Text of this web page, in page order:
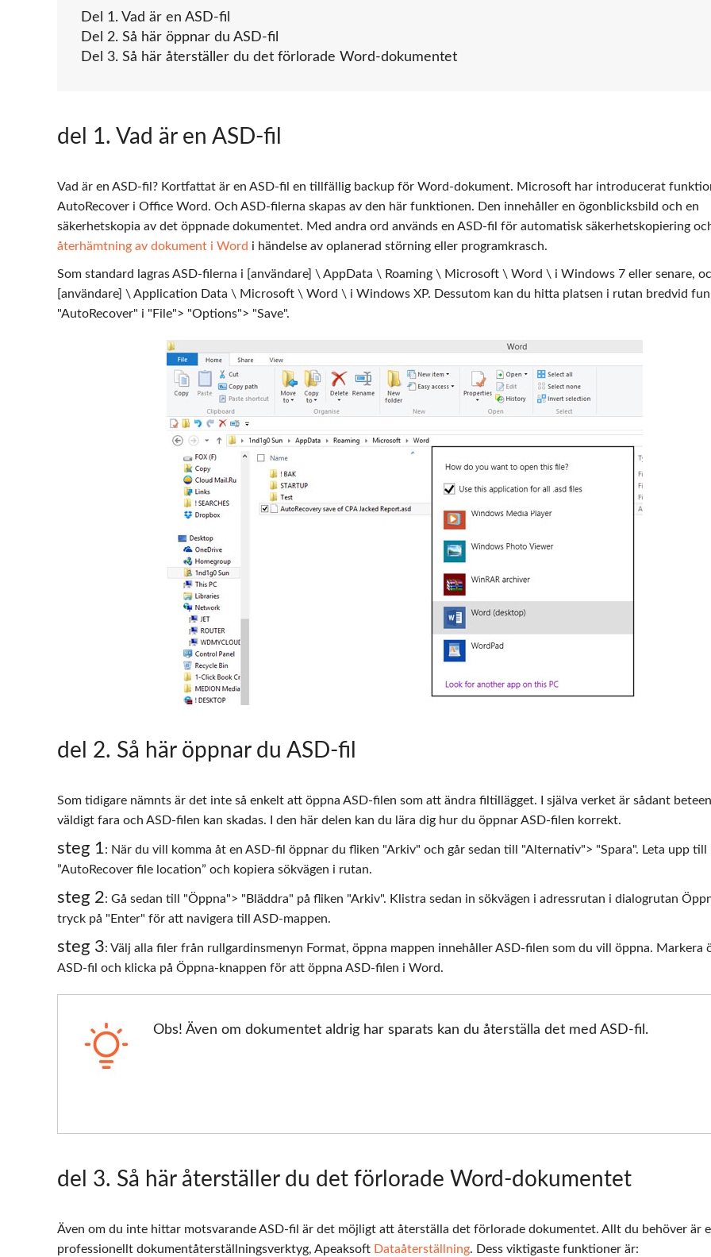
Del 1. Vad är en ASD-fil
Del 2. Så här öppnar du ASD-fil
Del 3. Så här återställer du det förlorade Word-dokumentet
del 1. Vad är en ASD-fil
Vad är en ASD-fil? Kortfattat är en ASD-fil en tillfällig backup för Word-dokument. Microsoft har introducerat
AutoRecover i Office Word. Och ASD-filerna skapas av den här funktionen. Den innehåller en ögonblicksbild och en
säkerhetskopia av det öppnade dokumentet. Med andra ord används en ASD-fil för automatisk säkerhetskopiering
återhämtning av dokument i Word i händelse av oplanerad störning eller programkrasch.
Som standard lagras ASD-filerna i [användare] \ AppData \ Roaming \ Microsoft \ Word \ i Windows 7 eller senare,
[användare] \ Application Data \ Microsoft \ Word \ i Windows XP. Dessutom kan du hitta platsen i rutan bredvid
"AutoRecover" i "File"> "Options"> "Save".
del 2. Så här öppnar du ASD-fil
Som tidigare nämnts är det inte så enkelt att öppna ASD-filen som att ändra filtillägget. I själva verket är sådant
väldigt fara och ASD-filen kan skadas. I den här delen kan du lära dig hur du öppnar ASD-filen korrekt.
steg 1: När du vill komma åt en ASD-fil öppnar du fliken "Arkiv" och går sedan till "Alternativ"> "Spara". Leta upp till
”AutoRecover file location” och kopiera sökvägen i rutan.
steg 2: Gå sedan till "Öppna"> "Bläddra" på fliken "Arkiv". Klistra sedan in sökvägen i adressrutan i dialogrutan
tryck på "Enter" för att navigera till ASD-mappen.
steg 3: Välj alla filer från rullgardinsmenyn Format, öppna mappen innehåller ASD-filen som du vill öppna. Markera
ASD-fil och klicka på Öppna-knappen för att öppna ASD-filen i Word.
Obs! Även om dokumentet aldrig har sparats kan du återställa det med ASD-fil.
del 3. Så här återställer du det förlorade Word-dokumentet
Även om du inte hittar motsvarande ASD-fil är det möjligt att återställa det förlorade dokumentet. Allt du behöver är
professionellt dokumentåterställningsverktyg, Apeaksoft Dataåterställning. Dess viktigaste funktioner är: